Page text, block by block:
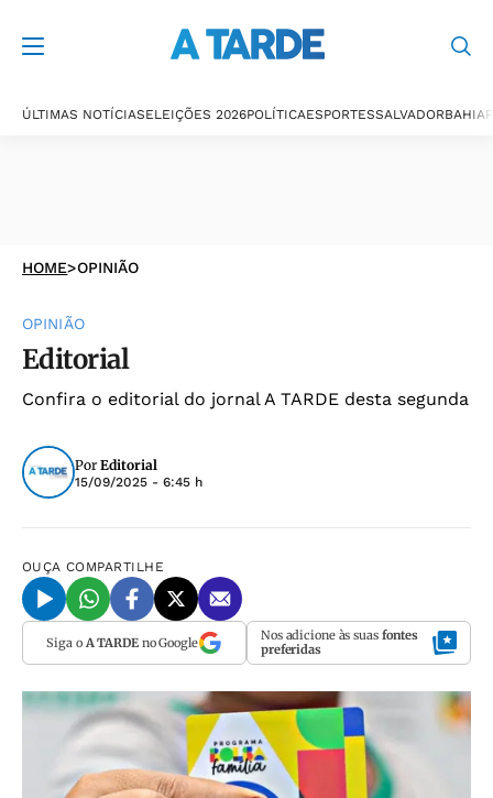
ÚLTIMAS NOTÍCIASELEIÇÕES 2026POLÍTICAESPORTESSALVADORBAHIA
HOME>OPINIÃO
OPINIÃO
Editorial
Confira o editorial do jornal A TARDE desta segunda
Por Editorial
15/09/2025 - 6:45 h
OUÇA COMPARTILHE
Siga o A TARDEno Google Nos adicione às suas fontes
preferidas